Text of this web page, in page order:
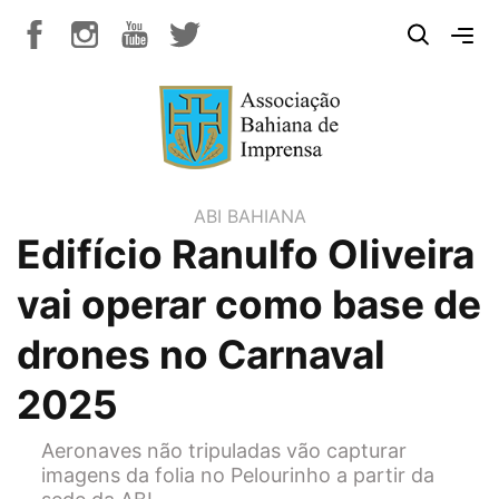
ABI BAHIANA
Edifício Ranulfo Oliveira
vai operar como base de
drones no Carnaval
2025
Aeronaves não tripuladas vão capturar
imagens da folia no Pelourinho a partir da